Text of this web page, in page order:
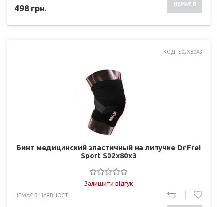
498 грн. НЕМАЄ В
КОД: S02Х80Х3
Бинт медицинский эластичный на липучке Dr.Frei
Sport S02х80х3
Залишити відгук
НЕМАЄ В НАЯВНОСТІ